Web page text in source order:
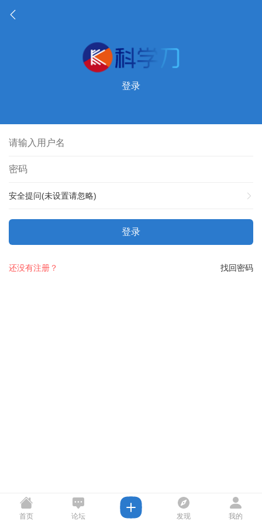
登录
安全提问(未设置请忽略)
登录
找回密码
还没有注册？
首页 论坛 发现 我的